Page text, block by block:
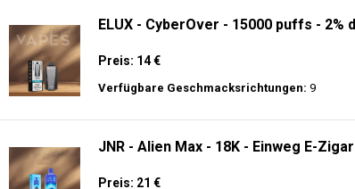
ELUX - CyberOver - 15000 puffs -
Preis: 14 €
Verfügbare Geschmacksrichtungen: 9
JNR - Alien Max - 18K - Einweg E-
Preis: 21 €